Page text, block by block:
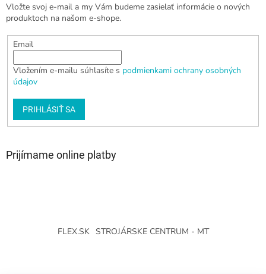
Vložte svoj e-mail a my Vám budeme zasielať informácie o nových
produktoch na našom e-shope.
Email
Vložením e-mailu súhlasíte s podmienkami ochrany osobných
údajov
PRIHLÁSIŤ SA
Prijímame online platby
FLEX.SK STROJÁRSKE CENTRUM - MT